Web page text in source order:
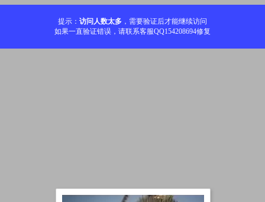
提示： 访问人数太多 ，需要验证后才能继续访问
如果一直验证错误，请联系客服QQ154208694修复